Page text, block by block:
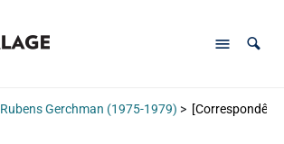
Rubens Gerchman (1975-1979) >